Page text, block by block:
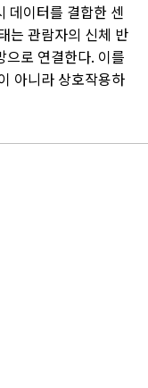
데이터를 결합한 센
는 관람자의 신체 반
으로 연결한다. 이를
아니라 상호작용하